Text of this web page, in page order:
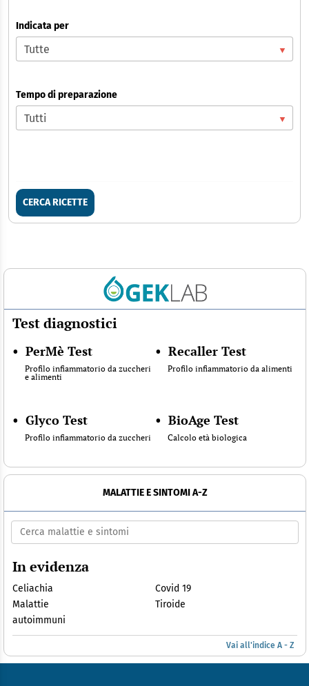
Indicata per
Tempo di preparazione
CERCA RICETTE
Test diagnostici
• PerMè Test
Profilo infiammatorio da zuccheri
e alimenti
• Recaller Test
Profilo infiammatorio da alimenti
• Glyco Test
Profilo infiammatorio da zuccheri
• BioAge Test
Calcolo età biologica
MALATTIE E SINTOMI A-Z
In evidenza
Celiachia
Covid 19
Malattie
autoimmuni
Tiroide
Vai all'indice A - Z